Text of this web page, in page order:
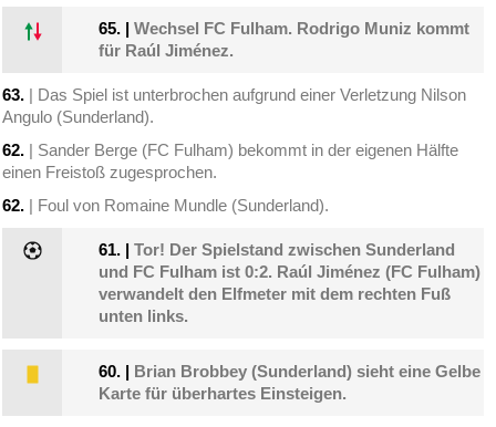
65. |Wechsel FC Fulham. Rodrigo Muniz kommt
für Raúl Jiménez.
63. | Das Spiel ist unterbrochen aufgrund einer Verletzung Nilson
Angulo (Sunderland).
62. | Sander Berge (FC Fulham) bekommt in der eigenen Hälfte
einen Freistoß zugesprochen.
62. | Foul von Romaine Mundle (Sunderland).
61. |Tor! Der Spielstand zwischen Sunderland
und FC Fulham ist 0:2. Raúl Jiménez (FC Fulham)
verwandelt den Elfmeter mit dem rechten Fuß
unten links.
60. | Brian Brobbey (Sunderland) sieht eine Gelbe
Karte für überhartes Einsteigen.